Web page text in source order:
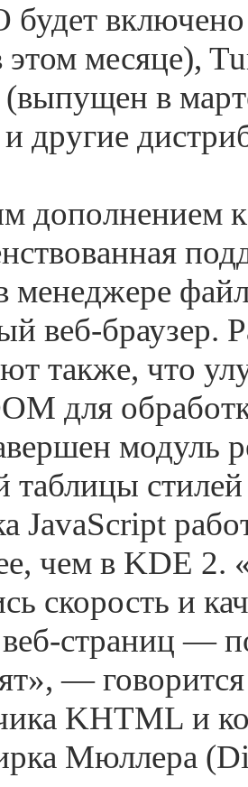
этом месяце),
в
другие
дополнением
менеджере
веб-браузер.
также, что
для
модуль
таблицы
JavaScript
чем в KDE 2.
скорость и
страниц —
—
KHTML и
Мюллера